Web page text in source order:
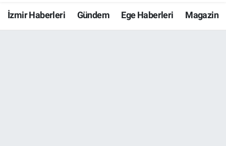
İzmir Haberleri Gündem Ege Haberleri Magazin
Resmi İlanlar